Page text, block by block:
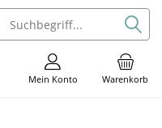
Warenkorb
Mein Konto